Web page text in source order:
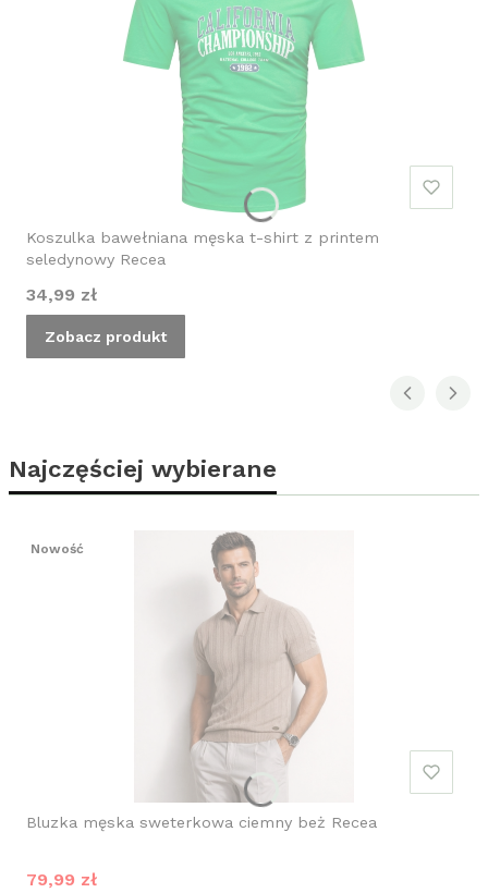
Koszulka bawełniana męska t-shirt z printem
seledynowy Recea
Cena
34,99 zł
Zobacz produkt
Najczęściej wybierane
Nowość
Bluzka męska sweterkowa ciemny beż Recea
Cena promocyjna
79,99 zł